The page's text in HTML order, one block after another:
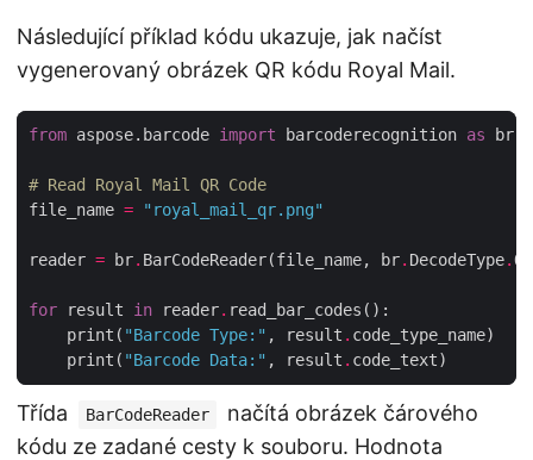
Následující příklad kódu ukazuje, jak načíst
vygenerovaný obrázek QR kódu Royal Mail.
from aspose.barcode import barcoderecognition as
# Read Royal Mail QR Code
file_name = "royal_mail_qr.png"
reader = br. BarCodeReader(file_name, br. DecodeType.
for result in reader.
    print(
"Barcode Type:" , result .
    print(
"Barcode Data:" , result .
Třída BarCodeReader
načítá obrázek čárového
kódu ze zadané cesty k souboru. Hodnota